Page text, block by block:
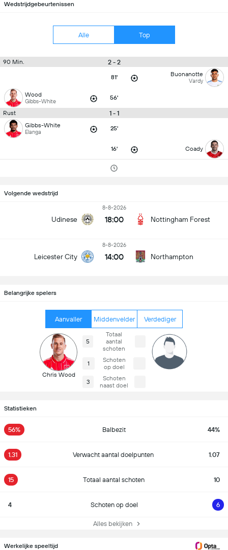
Wedstrijdgebeurtenissen
Alle Top
90 Min. 2 - 2
81' Buonanotte
Vardy
Wood
Gibbs-White 56'
Rust 1 - 1
Gibbs-White
Elanga 25'
16' Coady
Volgende wedstrijd
Udinese
8-8-2026
18:00 Nottingham Forest
Leicester City
8-8-2026
14:00 Northampton
Belangrijke spelers
Aanvaller Middenvelder Verdediger
Chris Wood
5
Totaal
aantal
schoten
1
Schoten
op doel
3
Schoten
naast doel
Statistieken
56% Balbezit 44%
1.31 Verwacht aantal doelpunten 1.07
15 Totaal aantal schoten 10
4 Schoten op doel 6
Alles bekijken
Werkelijke speeltijd